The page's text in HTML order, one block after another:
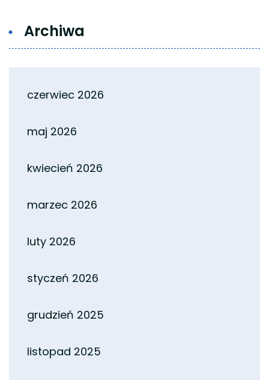
Archiwa
czerwiec 2026
maj 2026
kwiecień 2026
marzec 2026
luty 2026
styczeń 2026
grudzień 2025
listopad 2025